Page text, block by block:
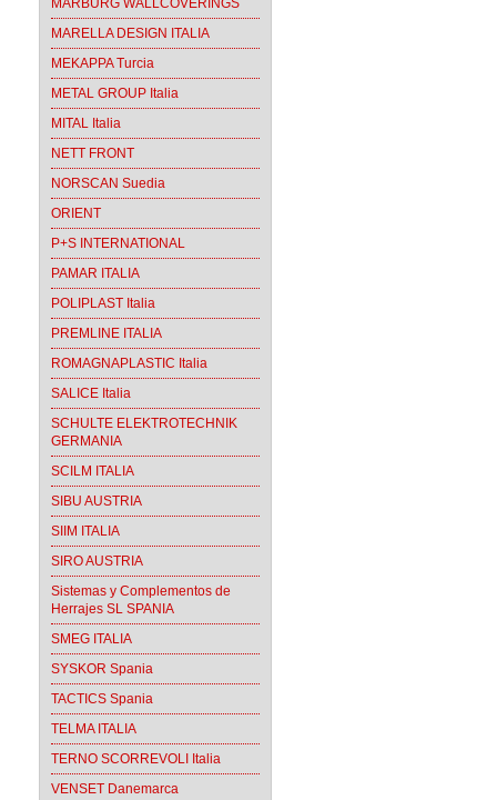
MARBURG WALLCOVERINGS
MARELLA DESIGN ITALIA
MEKAPPA Turcia
METAL GROUP Italia
MITAL Italia
NETT FRONT
NORSCAN Suedia
ORIENT
P+S INTERNATIONAL
PAMAR ITALIA
POLIPLAST Italia
PREMLINE ITALIA
ROMAGNAPLASTIC Italia
SALICE Italia
SCHULTE ELEKTROTECHNIK
GERMANIA
SCILM ITALIA
SIBU AUSTRIA
SIIM ITALIA
SIRO AUSTRIA
Sistemas y Complementos de
Herrajes SL SPANIA
SMEG ITALIA
SYSKOR Spania
TACTICS Spania
TELMA ITALIA
TERNO SCORREVOLI Italia
VENSET Danemarca